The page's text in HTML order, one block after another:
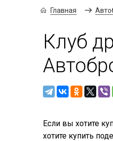
Главная
Клуб
Если вы хотите
хотите купить